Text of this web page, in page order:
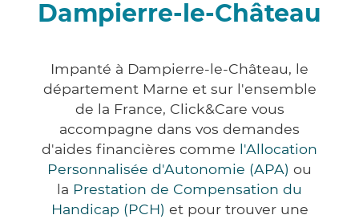
Dampierre-le-Château
Impanté à Dampierre-le-Château, le
département Marne et sur l'ensemble
de la France, Click&Care vous
accompagne dans vos demandes
d'aides financières comme l'Allocation
Personnalisée d'Autonomie (APA) ou
la Prestation de Compensation du
Handicap (PCH) et pour trouver une